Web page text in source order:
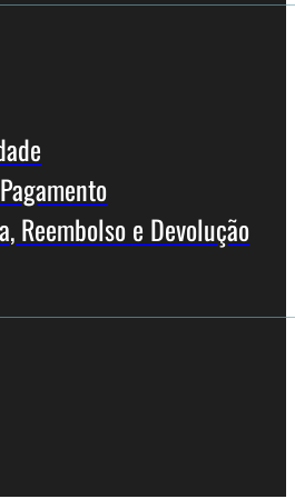
Reembolso e Devolução